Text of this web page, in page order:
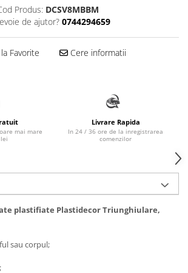
WC
copii
lucru
accesorii
mobilier
si nave de
si accesorii
Produs: DCSV8MBBM
de ajutor? 0744294659
Favorite Cere informatii
mai mare
Livrare Rapida
In 24 / 36 ore de la inregistrarea
comenzilor
plastifiate Plastidecor Triunghiulare,
sau corpul;